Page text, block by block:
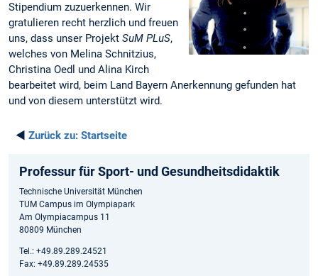
Stipendium zuzuerkennen. Wir
gratulieren recht herzlich und freuen
uns, dass unser Projekt SuM PLuS,
welches von Melina Schnitzius,
Christina Oedl und Alina Kirch
bearbeitet wird, beim Land Bayern Anerkennung gefunden hat
und von diesem unterstützt wird.
◄ Zurück zu: Startseite
Professur für Sport- und Gesundheitsdidaktik
Technische Universität München
TUM Campus im Olympiapark
Am Olympiacampus 11
80809 München
Tel.: +49.89.289.24521
Fax: +49.89.289.24535